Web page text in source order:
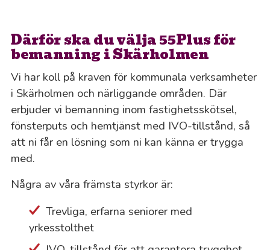
Därför ska du välja 55Plus för
bemanning i Skärholmen
Vi har koll på kraven för kommunala verksamheter
i Skärholmen och närliggande områden. Där
erbjuder vi bemanning inom fastighetsskötsel,
fönsterputs och hemtjänst med IVO-tillstånd, så
att ni får en lösning som ni kan känna er trygga
med.
Några av våra främsta styrkor är:
Trevliga, erfarna seniorer med
yrkesstolthet